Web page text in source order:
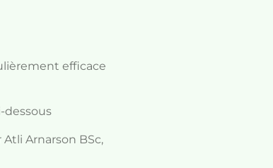
efficace
dessous
Arnarson BSc,